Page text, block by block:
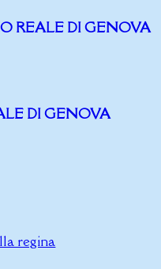
REALE DI GENOVA
DI GENOVA
regina